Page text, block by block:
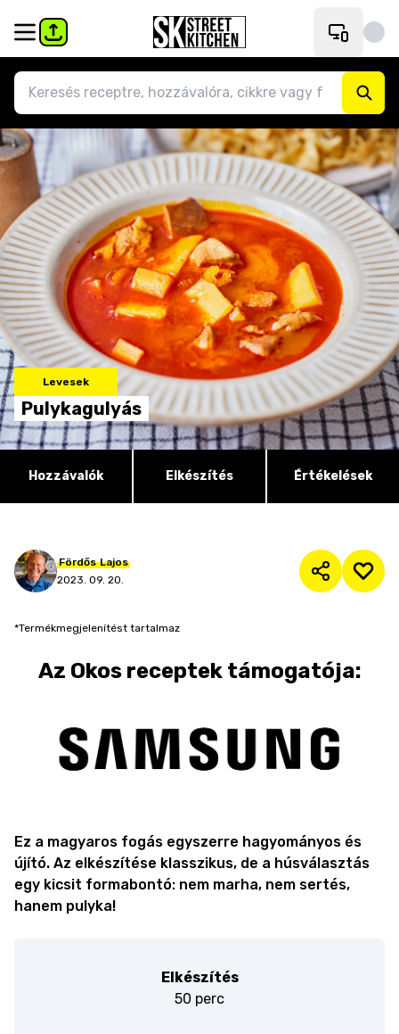
Levesek
Pulykagulyás
Hozzávalók Elkészítés Értékelések
Fördős Lajos
2023. 09. 20.
*Termékmegjelenítést tartalmaz
Az Okos receptektámogatója:
Ez a magyaros fogás egyszerre hagyományos és
újító. Az elkészítése klasszikus, de a húsválasztás
egy kicsit formabontó: nem marha, nem sertés,
hanem pulyka!
Elkészítés
50 perc